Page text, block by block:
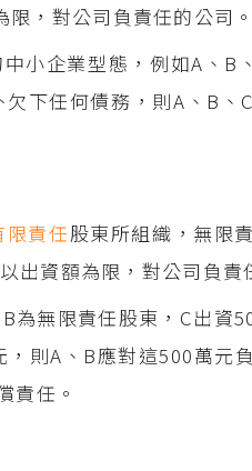
限，對公司負責任的公司。
小企業型態，例如A、B
下任何債務，則A、B、
限責任股東所組織，無限
出資額為限，對公司負責
為無限責任股東，C出資
則A、B應對這500萬元
責任。